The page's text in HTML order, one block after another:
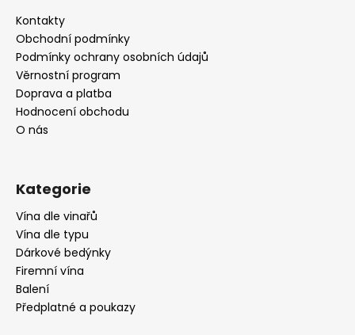
Kontakty
Obchodní podmínky
Podmínky ochrany osobních údajů
Věrnostní program
Doprava a platba
Hodnocení obchodu
O nás
Kategorie
Vína dle vinařů
Vína dle typu
Dárkové bedýnky
Firemní vína
Balení
Předplatné a poukazy